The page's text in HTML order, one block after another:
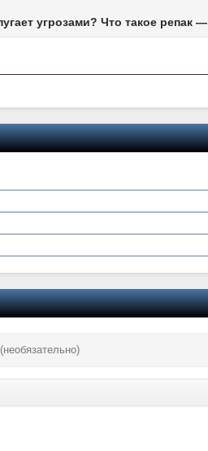
угрозами? Что такое репак —